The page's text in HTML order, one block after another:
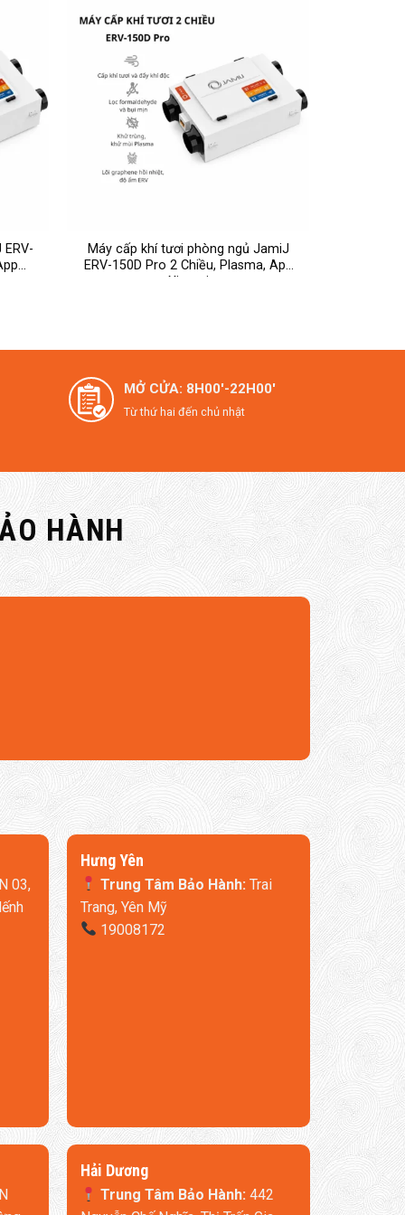
Máy cấp khí tươi phòng ngủ JamiJ
ERV-150D Pro 2 Chiều, Plasma, App
Xiaomi
MỞ CỬA: 8H00'-22H00'
Từ thứ hai đến chủ nhật
HÀNH
03,
​Hưng Yên
Trung Tâm Bảo Hành: Trai
Trang, Yên Mỹ
19008172
​Hải Dương
Trung Tâm Bảo Hành: 442